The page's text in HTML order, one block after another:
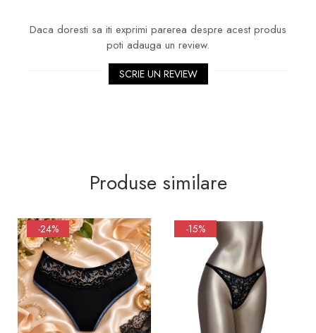
Daca doresti sa iti exprimi parerea despre acest produs
poti adauga un review.
SCRIE UN REVIEW
Produse similare
-24% -15%